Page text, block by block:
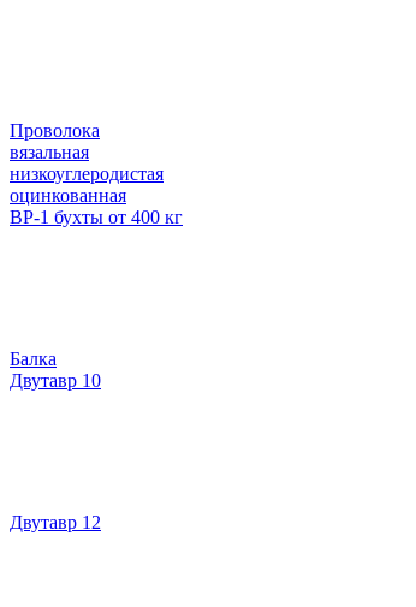
Проволока
вязальная
низкоуглеродистая
оцинкованная
ВР-1 бухты от 400 кг
Балка
Двутавр 10
Двутавр 12